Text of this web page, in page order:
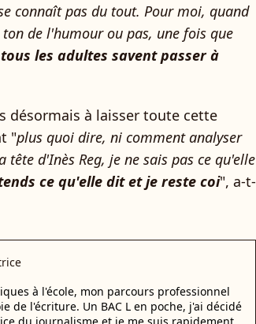
connaît pas du tout. Pour moi, quand
de l'humour ou pas, une fois que
les adultes savent passer à
désormais à laisser toute cette
"plus quoi dire, ni comment analyser
tête d'Inès Reg, je ne sais pas ce qu'elle
ce qu'elle dit et je reste coi", a-t-
à l'école, mon parcours professionnel
de l'écriture. Un BAC L en poche, j'ai décidé